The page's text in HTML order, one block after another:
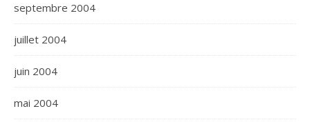
septembre 2004
juillet 2004
juin 2004
mai 2004